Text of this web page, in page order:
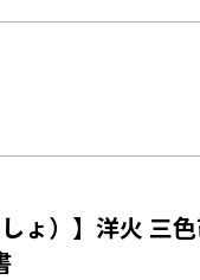
ょ）】洋火 三